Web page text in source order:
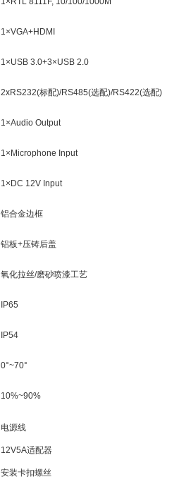
1×VGA+HDMI
1×USB 3.0+3×USB 2.0
2xRS232(标配)/RS485(选配)/RS422(选配)
1×Audio Output
1×Microphone Input
1×DC 12V Input
铝合金边框
铝板+压铸后盖
氧化拉丝/磨砂喷漆工艺
IP65
IP54
0°~70°
10%~90%
电源线
12V5A适配器
安装卡扣螺丝